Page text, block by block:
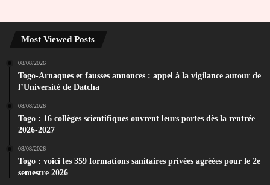
Most Viewed Posts
08/08/2026
Togo-Arnaques et fausses annonces : appel à la vigilance autour de
l’Université de Datcha
08/08/2026
Togo : 16 collèges scientifiques ouvrent leurs portes dès la rentrée
2026-2027
08/08/2026
Togo : voici les 359 formations sanitaires privées agréées pour le 2e
semestre 2026